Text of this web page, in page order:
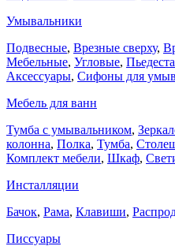
Умывальники
Подвесные, Врезные сверху,
Мебельные, Угловые,
Аксессуары, Сифоны для
Мебель для ванн
Тумба с умывальником,
колонна, Полка, Тумба,
Комплект мебели, Шкаф,
Инсталляции
Бачок, Рама, Клавиши,
Писсуары